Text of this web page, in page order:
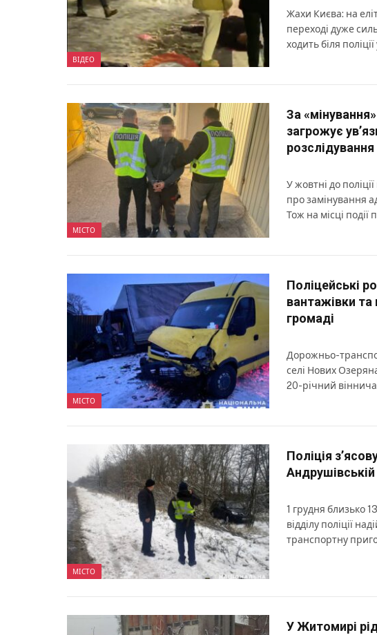
ВІДЕО
Жахи Києва: на
переході дуже
ходить біля
МІСТО
За
загрожує
розслідування
У жовтні до
про замінування
Тож на місці
МІСТО
Поліцейські
вантажівки та
громаді
Дорожньо-
селі Нових
20-річний
МІСТО
Поліція
1 грудня близько
відділу поліції
транспортну
У Житомирі